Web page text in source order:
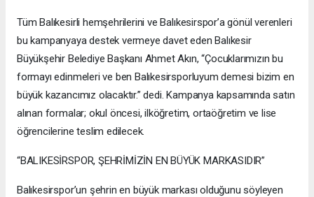
Tüm Balıkesirli hemşehrilerini ve Balıkesirspor’a gönül verenleri
bu kampanyaya destek vermeye davet eden Balıkesir
Büyükşehir Belediye Başkanı Ahmet Akın, “Çocuklarımızın bu
formayı edinmeleri ve ben Balıkesirsporluyum demesi bizim en
büyük kazancımız olacaktır.” dedi. Kampanya kapsamında satın
alınan formalar; okul öncesi, ilköğretim, ortaöğretim ve lise
öğrencilerine teslim edilecek.
“BALIKESİRSPOR, ŞEHRİMİZİN EN BÜYÜK MARKASIDIR”
Balıkesirspor’un şehrin en büyük markası olduğunu söyleyen